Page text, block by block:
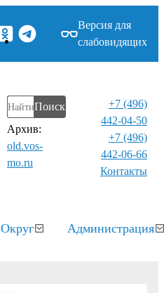
Версия для
слабовидящих
Поиск
Архив:
old.vos-
mo.ru
+7 (496)
442-04-50
+7 (496)
442-06-66
Контакты⁠
Округ Администрация